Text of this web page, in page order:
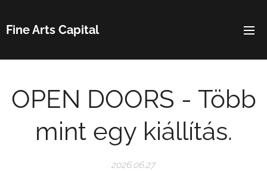
Fine Arts Capital
OPEN DOORS - Több
mint egy kiállítás.
2026.06.27